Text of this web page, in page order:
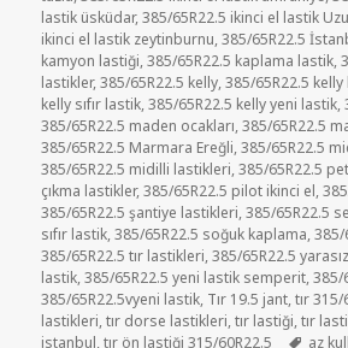
lastik üsküdar,385/65R22.5 ikinci el lastik
ikinci el lastik zeytinburnu,385/65R22.5
kamyon lastiği,385/65R22.5 kaplama lastik,
lastikler,385/65R22.5 kelly,385/65R22.5
kelly sıfır lastik,385/65R22.5 kelly yeni lastik,
385/65R22.5 maden ocakları,385/65R22.5
385/65R22.5 Marmara Ereğli,385/65R22.5
385/65R22.5 midilli lastikleri,385/65R22.5
çıkma lastikler,385/65R22.5 pilot ikinci el,
385/65R22.5 şantiye lastikleri,385/65R22.5
sıfır lastik,385/65R22.5 soğuk kaplama,385/
385/65R22.5 tır lastikleri,385/65R22.5 yarasız
lastik,385/65R22.5 yeni lastik semperit,385/
385/65R22.5vyeni lastik, Tır 19.5 jant,tır 315/
lastikleri,tır dorse lastikleri,tır lastiği,tır
istanbul,tır ön lastiği 315/60R22.5 az